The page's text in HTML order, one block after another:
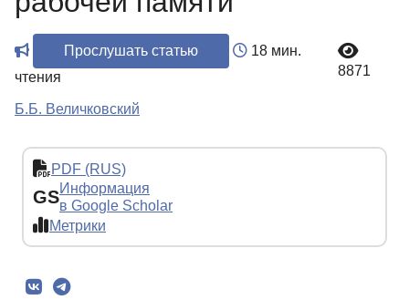
Прослушать статью
18 мин.
чтения
8871
Б.Б. Величковский
PDF (RUS)
GSИнформация
в Google Scholar
Метрики